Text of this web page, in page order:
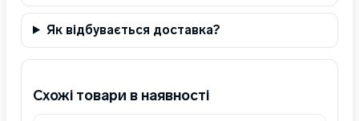
Як відбувається доставка?
Схожі товари в наявності